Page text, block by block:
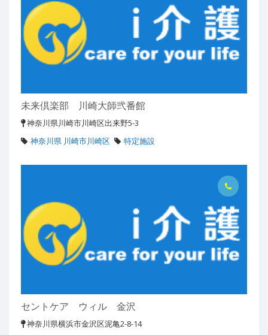
未来倶楽部 川崎大師弐番館
神奈川県川崎市川崎区出来野5-3
神奈川県 川崎市川崎区
特定施設
セントケア ウィル 金沢
神奈川県横浜市金沢区泥亀2-8-14